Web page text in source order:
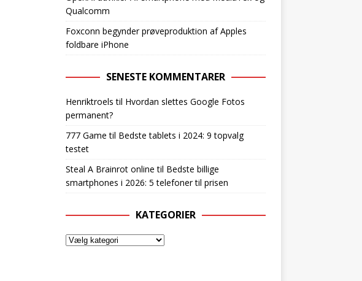
Qualcomm
Foxconn begynder prøveproduktion af Apples
foldbare iPhone
SENESTE KOMMENTARER
Henriktroels til Hvordan slettes Google Fotos
permanent?
777 Game til Bedste tablets i 2024: 9 topvalg
testet
Steal A Brainrot online til Bedste billige
smartphones i 2026: 5 telefoner til prisen
KATEGORIER